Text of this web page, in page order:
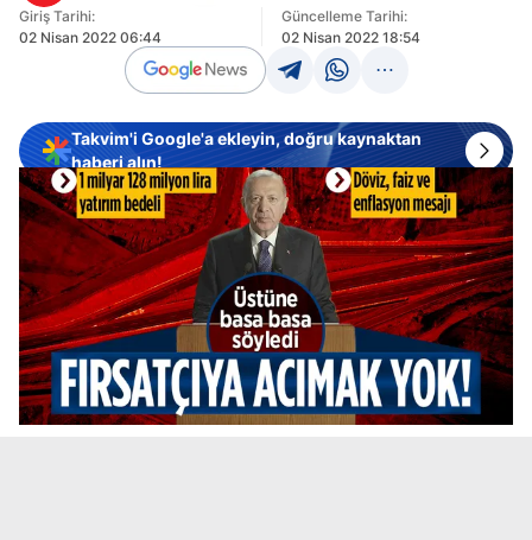
Giriş Tarihi:
02 Nisan 2022 06:44
Güncelleme Tarihi:
02 Nisan 2022 18:54
Takvim'i Google'a ekleyin, doğru kaynaktan
haberi alın!